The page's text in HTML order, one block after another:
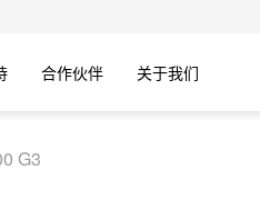
合作伙伴 关于我们
G3